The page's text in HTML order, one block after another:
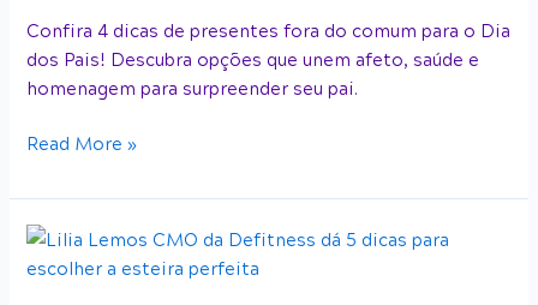
Confira 4 dicas de presentes fora do comum para o Dia
dos Pais! Descubra opções que unem afeto, saúde e
homenagem para surpreender seu pai.
Read More »
Confira
5